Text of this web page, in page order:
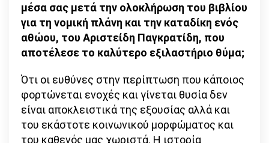
μέσα σας μετά την ολοκλήρωση του βιβλίου
για τη νομική πλάνη και την καταδίκη ενός
αθώου, του Αριστείδη Παγκρατίδη, που
αποτέλεσε το καλύτερο εξιλαστήριο θύμα;
Ότι οι ευθύνες στην περίπτωση που κάποιος
φορτώνεται ενοχές και γίνεται θυσία δεν
είναι αποκλειστικά της εξουσίας αλλά και
του εκάστοτε κοινωνικού μορφώματος και
του καθενός μας χωριστά. Η ιστορία